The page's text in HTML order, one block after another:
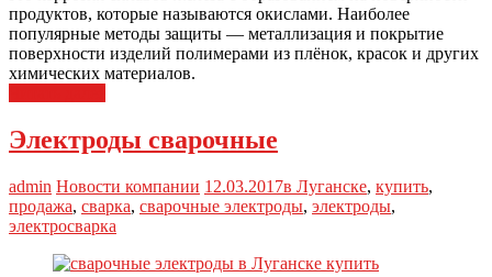
продуктов, которые называются окислами. Наиболее
популярные методы защиты — металлизация и покрытие
поверхности изделий полимерами из плёнок, красок и других
химических материалов.
Электроды сварочные
admin Новости компании 12.03.2017в Луганске, купить,
продажа, сварка, сварочные электроды, электроды,
электросварка